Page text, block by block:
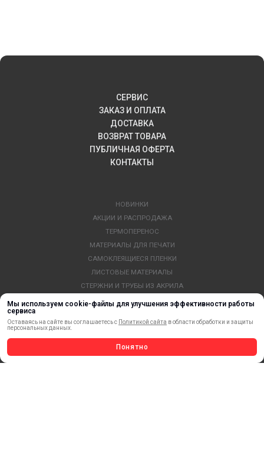
Мы используем cookie-файлы для улучшения эффективности работы
сервиса
Оставаясь на сайте вы соглашаетесь с Политикой сайта в области обработки и защиты
персональных данных.
Понятно
СЕРВИС
ЗАКАЗ И ОПЛАТА
ДОСТАВКА
ВОЗВРАТ ТОВАРА
ПУБЛИЧНАЯ ОФЕРТА
КОНТАКТЫ
НОВИНКИ
АКЦИИ И РАСПРОДАЖА
ТЕРМОПЕРЕНОС
МАТЕРИАЛЫ ДЛЯ ПЕЧАТИ
САМОКЛЕЯЩИЕСЯ ПЛЕНКИ
ЛИСТОВЫЕ МАТЕРИАЛЫ
СТЕРЖНИ И ТРУБЫ ИЗ АКРИЛА
ОБОРУДОВАНИЕ
ПРОФИЛИ И ПРОФИЛЬНЫЕ СИСТЕМЫ
КРАСКИ, ЧЕРНИЛА, КАРТРИДЖИ